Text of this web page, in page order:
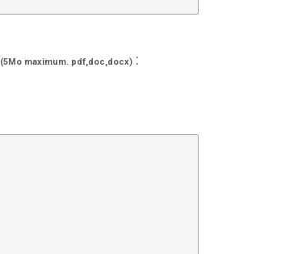
(5Mo maximum. pdf,doc,docx) :